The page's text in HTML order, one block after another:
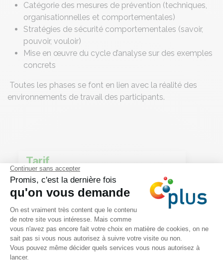
Catégorie des mesures de prévention (techniques,
organisationnelles et comportementales)
Stratégies de sécurité comportementales (savoir,
pouvoir, vouloir)
Mise en œuvre du cycle d’analyse sur des exemples
concrets
Toutes les phases se font en lien avec la réalité des
environnements de travail des participants.
Tarif
490€ HTVA pour la journée
complète de formation
Infos pratiques
Pauses-café et repas inclus